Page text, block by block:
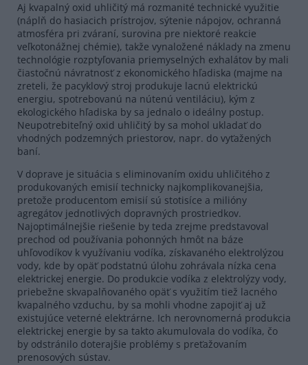
Aj kvapalný oxid uhličitý má rozmanité technické využitie
(náplň do hasiacich prístrojov, sýtenie nápojov, ochranná
atmosféra pri zváraní, surovina pre niektoré reakcie
veľkotonážnej chémie), takže vynaložené náklady na zmenu
technológie rozptyľovania priemyselných exhalátov by mali
čiastočnú návratnosť z ekonomického hľadiska (majme na
zreteli, že pacyklový stroj produkuje lacnú elektrickú
energiu, spotrebovanú na nútenú ventiláciu), kým z
ekologického hľadiska by sa jednalo o ideálny postup.
Neupotrebiteľný oxid uhličitý by sa mohol ukladať do
vhodných podzemných priestorov, napr. do vyťažených
baní.
V doprave je situácia s eliminovaním oxidu uhličitého z
produkovaných emisií technicky najkomplikovanejšia,
pretože producentom emisií sú stotisíce a milióny
agregátov jednotlivých dopravných prostriedkov.
Najoptimálnejšie riešenie by teda zrejme predstavoval
prechod od používania pohonných hmôt na báze
uhľovodíkov k využívaniu vodíka, získavaného elektrolýzou
vody, kde by opäť podstatnú úlohu zohrávala nízka cena
elektrickej energie. Do produkcie vodíka z elektrolýzy vody,
priebežne skvapalňovaného opäť s využitím tiež lacného
kvapalného vzduchu, by sa mohli vhodne zapojiť aj už
existujúce veterné elektrárne. Ich nerovnomerná produkcia
elektrickej energie by sa takto akumulovala do vodíka, čo
by odstránilo doterajšie problémy s preťažovaním
prenosových sústav.